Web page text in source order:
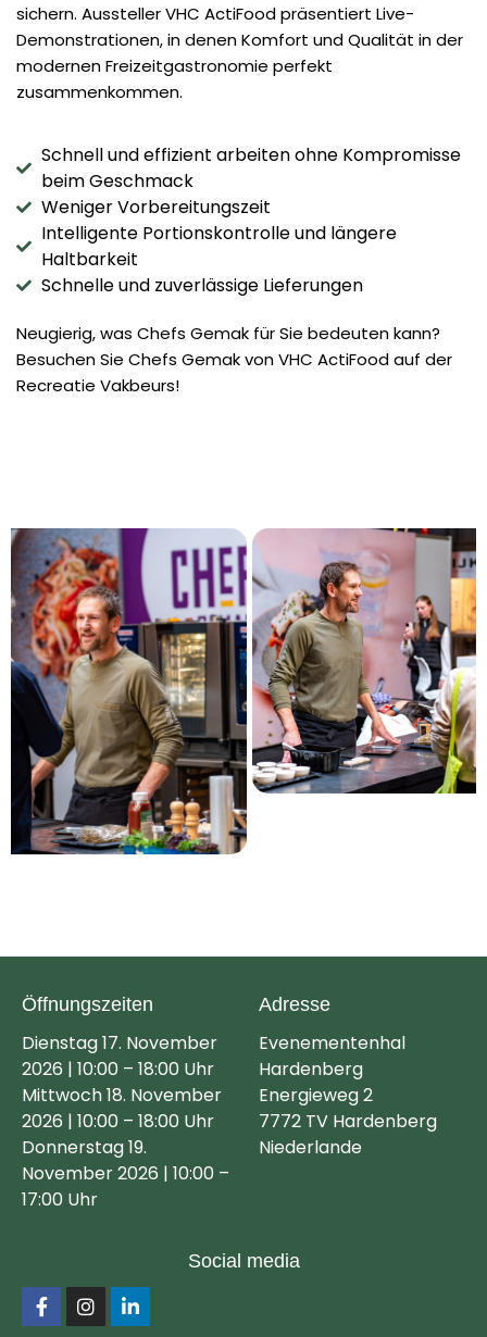
sichern. Aussteller VHC ActiFood präsentiert Live-
Demonstrationen, in denen Komfort und Qualität in der
modernen Freizeitgastronomie perfekt
zusammenkommen.
Schnell und effizient arbeiten ohne Kompromisse
beim Geschmack
Weniger Vorbereitungszeit
Intelligente Portionskontrolle und längere
Haltbarkeit
Schnelle und zuverlässige Lieferungen
Neugierig, was Chefs Gemak für Sie bedeuten kann?
Besuchen Sie Chefs Gemak von VHC ActiFood auf der
Recreatie Vakbeurs!
Öffnungszeiten
Dienstag 17. November
2026 | 10:00 – 18:00 Uhr
Mittwoch 18. November
2026 | 10:00 – 18:00 Uhr
Donnerstag 19.
November 2026 | 10:00 –
17:00 Uhr
Adresse
Evenementenhal
Hardenberg
Energieweg 2
7772 TV Hardenberg
Niederlande
Social media